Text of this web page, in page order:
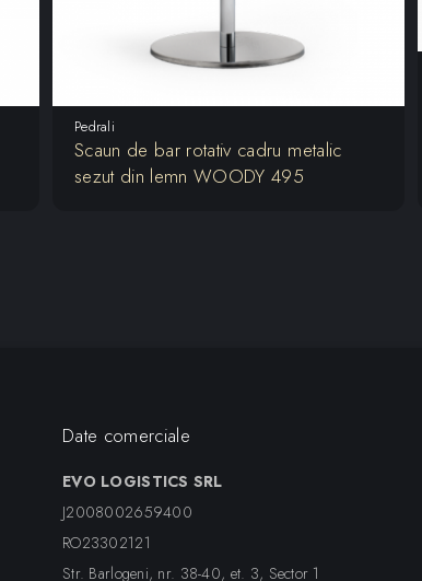
Pedrali
Scaun de bar rotativ cadru metalic
sezut din lemn WOODY 495
Date comerciale
EVO LOGISTICS SRL
J2008002659400
RO23302121
Str. Barlogeni, nr. 38-40, et. 3, Sector 1